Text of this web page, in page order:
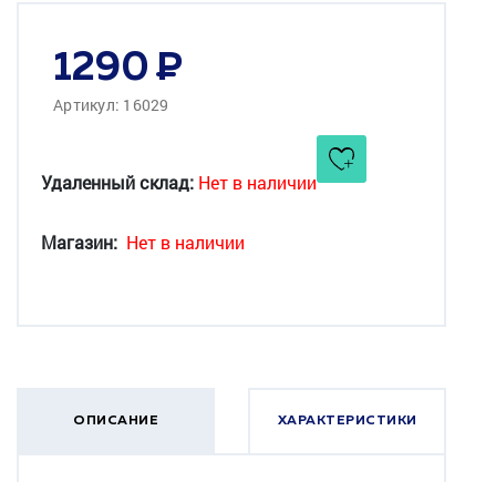
1290
Артикул: 16029
Удаленный склад: Нет в наличии
Магазин: Нет в наличии
ОПИСАНИЕ ХАРАКТЕРИСТИКИ